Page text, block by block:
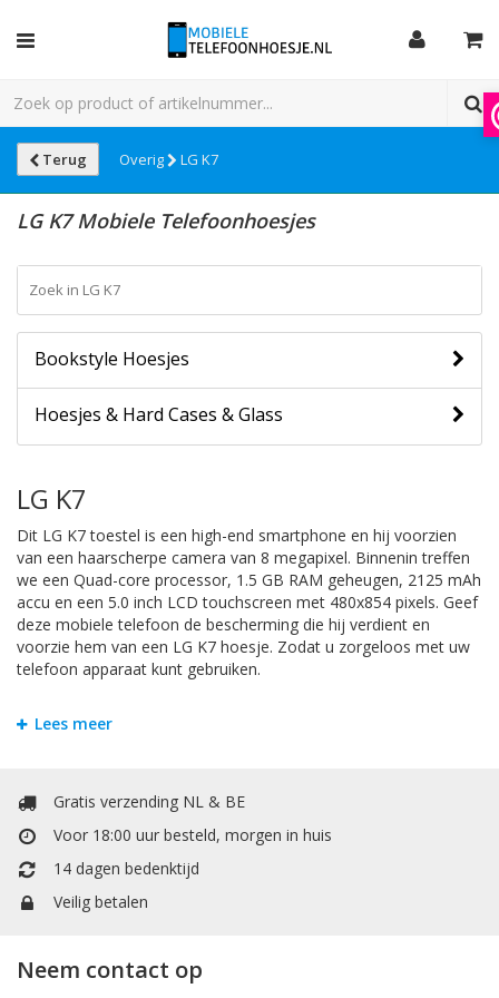
Terug Overig LG K7
LG K7 Mobiele Telefoonhoesjes
Bookstyle Hoesjes
Hoesjes & Hard Cases & Glass
LG K7
Dit LG K7 toestel is een high-end smartphone en hij voorzien
van een haarscherpe camera van 8 megapixel. Binnenin treffen
we een Quad-core processor, 1.5 GB RAM geheugen, 2125 mAh
accu en een 5.0 inch LCD touchscreen met 480x854 pixels. Geef
deze mobiele telefoon de bescherming die hij verdient en
voorzie hem van een LG K7 hoesje. Zodat u zorgeloos met uw
telefoon apparaat kunt gebruiken.
Bookstyle Hoesjes
kunt u allerlei soorten hoesjes vinden. Het booktype hoesje
wallet case hoesje heeft een extra vakje voor pasjes of
papiergeld. In de portemonnee / boek vorm is er een vakje voor
TPU is een materiaal dat gemaakt is van hard plastic en zachte
Lees meer
Gratis verzending NL & BE
Voor 18:00 uur besteld, morgen in huis
14 dagen bedenktijd
Veilig betalen
Neem contact op